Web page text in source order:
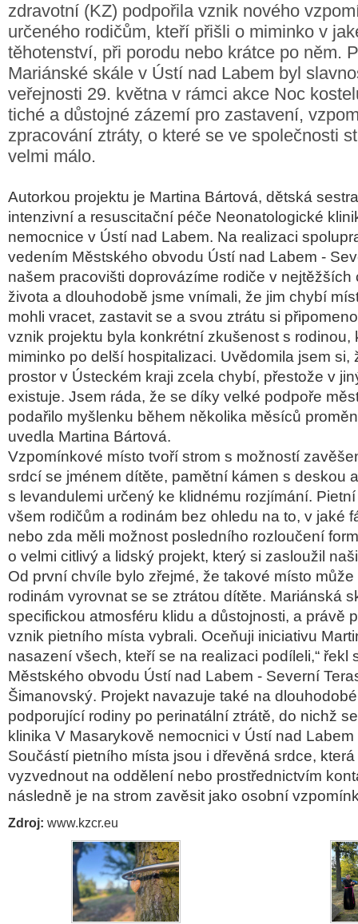
zdravotní (KZ) podpořila vznik nového
určeného rodičům, kteří přišli o miminko v
těhotenství, při porodu nebo krátce po něm.
Mariánské skále v Ústí nad Labem byl
veřejnosti 29. května v rámci akce Noc
tiché a důstojné zázemí pro zastavení,
zpracování ztráty, o které se ve společnosti
velmi málo.
Autorkou projektu je Martina Bártová, dětská
intenzivní a resuscitační péče Neonatologické
nemocnice v Ústí nad Labem. Na realizaci
vedením Městského obvodu Ústí nad Labem -
našem pracovišti doprovázíme rodiče v nejtěžších
života a dlouhodobě jsme vnímali, že jim chybí
mohli vracet, zastavit se a svou ztrátu si
vznik projektu byla konkrétní zkušenost s rodinou,
miminko po delší hospitalizaci. Uvědomila jsem si,
prostor v Ústeckém kraji zcela chybí, přestože v
existuje. Jsem ráda, že se díky velké podpoře
podařilo myšlenku během několika měsíců
uvedla Martina Bártová.
Vzpomínkové místo tvoří strom s možností
srdcí se jménem dítěte, pamětní kámen s deskou
s levandulemi určený ke klidnému rozjímání.
všem rodičům a rodinám bez ohledu na to, v jaké
nebo zda měli možnost posledního rozloučení
o velmi citlivý a lidský projekt, který si zasloužil
Od první chvíle bylo zřejmé, že takové místo
rodinám vyrovnat se se ztrátou dítěte. Mariánská
specifickou atmosféru klidu a důstojnosti, a právě
vznik pietního místa vybrali. Oceňuji iniciativu
nasazení všech, kteří se na realizaci podíleli,“ řekl
Městského obvodu Ústí nad Labem - Severní
Šimanovský. Projekt navazuje také na
podporující rodiny po perinatální ztrátě, do nichž
klinika V Masarykově nemocnici v Ústí nad
Součástí pietního místa jsou i dřevěná srdce,
vyzvednout na oddělení nebo prostřednictvím
následně je na strom zavěsit jako osobní
Zdroj: www.kzcr.eu